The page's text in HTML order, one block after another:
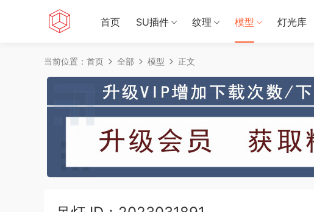
首页 SU插件 纹理 模型 灯光库
当前位置： 首页 全部 模型 正文